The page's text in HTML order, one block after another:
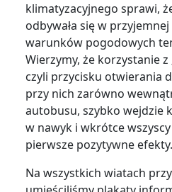
klimatyzacyjnego sprawi,
odbywała się w
warunków pogodowych
Wierzymy, że korzystanie z
czyli przycisku otwierania
przy nich zarówno
autobusu, szybko wejdzie
w nawyk i wkrótce
pierwsze pozytywne efekty.
Na wszystkich wiatach